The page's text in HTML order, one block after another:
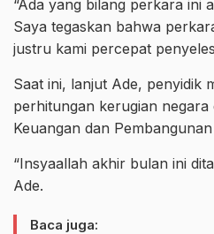
“Ada yang bilang perkara ini
Saya tegaskan bahwa
justru kami percepat
Saat ini, lanjut Ade, penyidik
perhitungan kerugian negara
Keuangan dan
“Insyaallah akhir bulan ini
Ade.
Baca juga: